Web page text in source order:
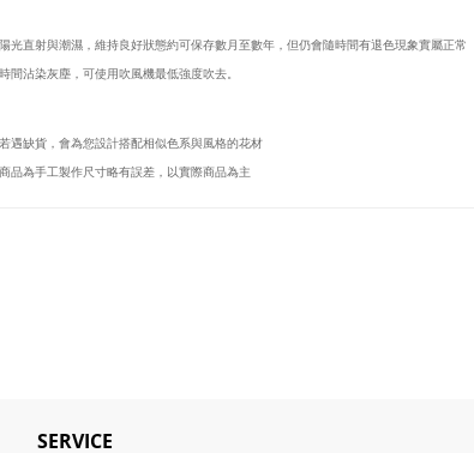
光直射與潮濕，維持良好狀態約可保存數月至數年，但仍會隨時間有退色現象實屬正常
間沾染灰塵，可使用吹風機最低強度吹去。
遇缺貨，會為您設計搭配相似色系與風格的花材
品為手工製作尺寸略有誤差，以實際商品為主
SERVICE